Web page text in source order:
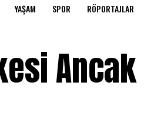
YAŞAM SPOR RÖPORTAJLAR
Ancak